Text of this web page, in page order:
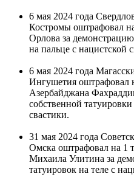
6 мая 2024 года
Костромы оштрафовал
Орлова за
на пальце с нацистской
6 мая 2024 года
Ингушетия оштрафовал
Азербайджана
собственной
свастики.
31 мая 2024 года
Омска оштрафовал на 1
Михаила Улитина за
татуировок на теле с